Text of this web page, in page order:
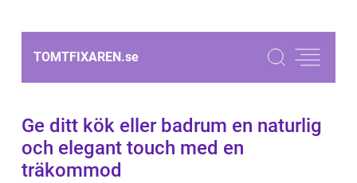
TOMTFIXAREN.se
Ge ditt kök eller badrum en naturlig
och elegant touch med en
träkommod